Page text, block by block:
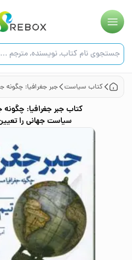
کتاب سیاست
کتاب جبر جغرافیا: چگونه
سیاست جهانی را